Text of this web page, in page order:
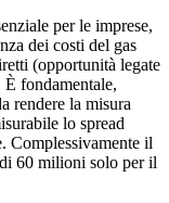
per le imprese,
dei costi del gas
(opportunità legate
fondamentale,
rendere la misura
lo spread
Complessivamente il
60 milioni solo per il